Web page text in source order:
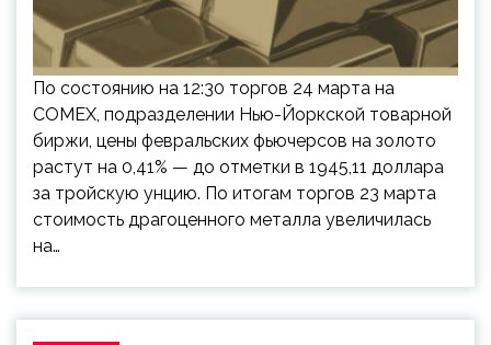
По состоянию на 12:30 торгов 24 марта на
COMEX, подразделении Нью-Йоркской товарной
биржи, цены февральских фьючерсов на золото
растут на 0,41% — до отметки в 1945,11 доллара
за тройскую унцию. По итогам торгов 23 марта
стоимость драгоценного металла увеличилась
на…